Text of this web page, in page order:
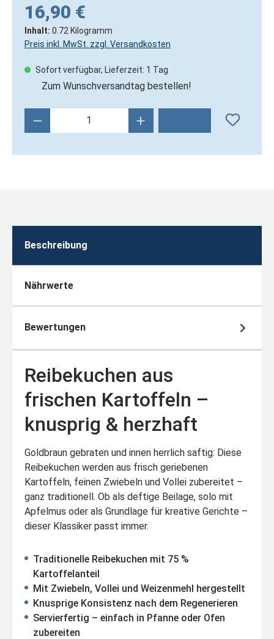
16,90 €
Inhalt: 0.72 Kilogramm
Preis inkl. MwSt. zzgl. Versandkosten
Sofort verfügbar, Lieferzeit: 1 Tag
Zum Wunschversandtag bestellen!
Produkt Anzahl: Gib den gewünschten
Beschreibung
Nährwerte
Bewertungen
Reibekuchen aus
frischen Kartoffeln –
knusprig & herzhaft
Goldbraun gebraten und innen herrlich saftig: Diese
Reibekuchen werden aus frisch geriebenen
Kartoffeln, feinen Zwiebeln und Vollei zubereitet –
ganz traditionell. Ob als deftige Beilage, solo mit
Apfelmus oder als Grundlage für kreative Gerichte –
dieser Klassiker passt immer.
Traditionelle Reibekuchen mit 75 %
Kartoffelanteil
Mit Zwiebeln, Vollei und Weizenmehl hergestellt
Knusprige Konsistenz nach dem Regenerieren
Servierfertig – einfach in Pfanne oder Ofen
zubereiten